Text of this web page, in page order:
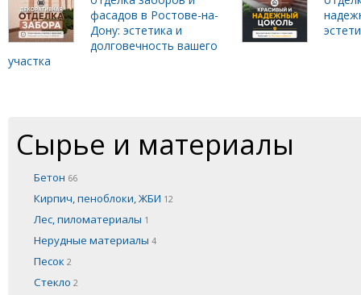
фасадов в Ростове-на-
Дону: эстетика и
долговечность вашего
участка
Сырье и материалы
Бетон 66
Кирпич, пеноблоки, ЖБИ 12
Лес, пиломатериалы 1
Нерудные материалы 4
Песок 2
Стекло 2